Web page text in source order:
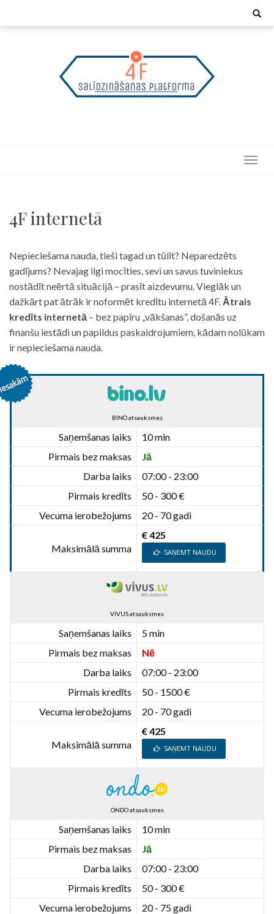
Search
4F internetā
Nepieciešama nauda, tieši tagad un tūlīt? Neparedzēts
gadījums? Nevajag ilgi mocīties, sevi un savus tuviniekus
nostādīt neērtā situācijā – prasīt aizdevumu. Vieglāk un
dažkārt pat ātrāk ir noformēt kredītu internetā 4F. Ātrais
kredīts internetā – bez papīru „vākšanas”, došanās uz
finanšu iestādi un papildus paskaidrojumiem, kādam nolūkam
ir nepieciešama nauda.
BINO atsauksmes
Saņemšanas laiks
10 min
Pirmais bez maksas
Jā
Darba laiks
07:00 - 23:00
Pirmais kredīts
50 - 300 €
Vecuma ierobežojums
20 - 70 gadi
Maksimālā summa
€ 425
SAŅEMT NAUDU
VIVUS atsauksmes
Saņemšanas laiks
5 min
Pirmais bez maksas
Nē
Darba laiks
07:00 - 23:00
Pirmais kredīts
50 - 1500 €
Vecuma ierobežojums
20 - 70 gadi
Maksimālā summa
€ 425
SAŅEMT NAUDU
ONDO atsauksmes
Saņemšanas laiks
10 min
Pirmais bez maksas
Jā
Darba laiks
07:00 - 23:00
Pirmais kredīts
50 - 300 €
Vecuma ierobežojums
20 - 75 gadi